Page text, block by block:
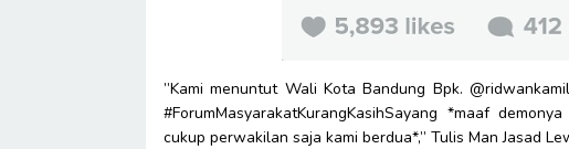
”Kami menuntut Wali Kota Bandung Bpk.
#ForumMasyarakatKurangKasihSayang *maaf
cukup perwakilan saja kami berdua*,” Tulis Man Jasad